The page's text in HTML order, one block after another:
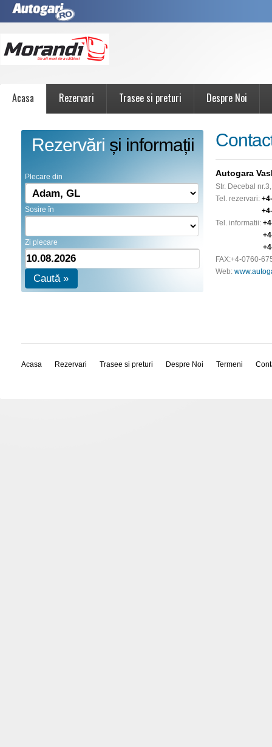
Acasa Rezervari Trasee si preturi Despre Noi
Rezervări și informații
Plecare din
Sosire în
Zi plecare
Caută »
Autogara
Str. Decebal
Tel. rezervari:
Tel. informatii:
FAX:+4-0760-
Web:
Acasa Rezervari Trasee si preturi Despre Noi Termeni